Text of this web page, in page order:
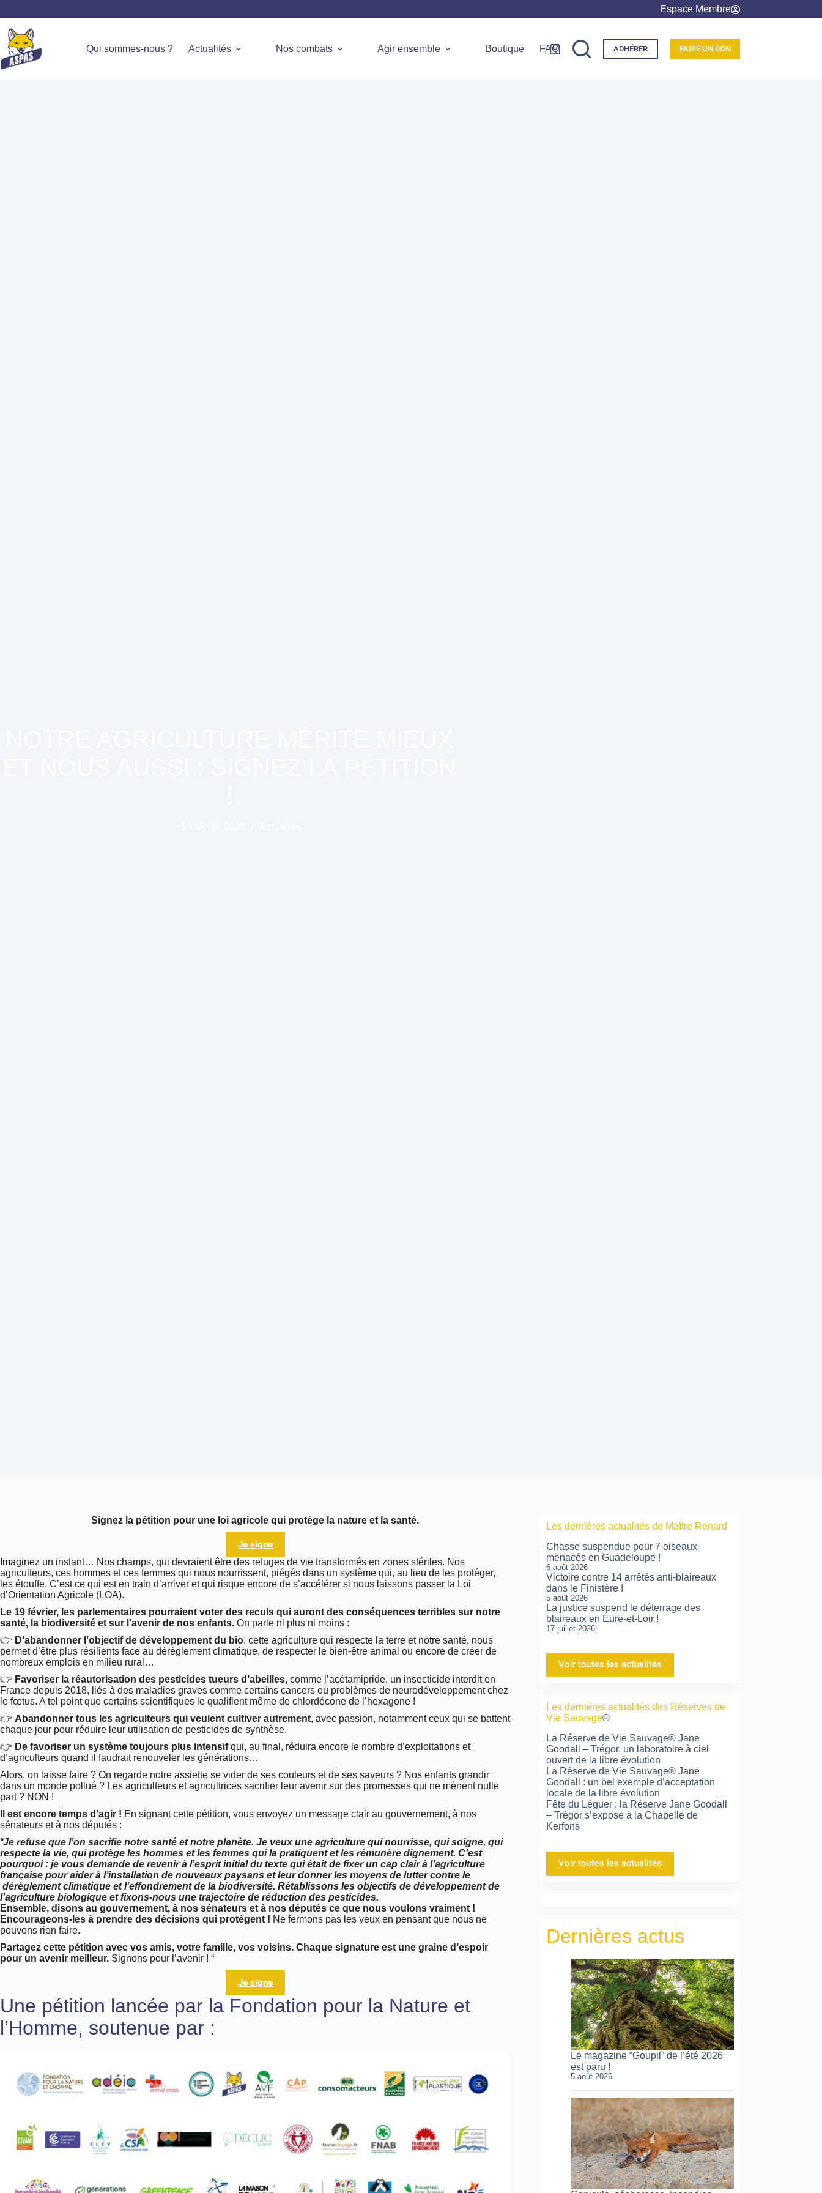
Espace Membre
Qui sommes-nous ? Actualités Nos combats Agir ensemble Boutique FAQ ADHÉRER FAIRE UN DON
Signez la pétition pour une loi agricole qui protège la nature et la santé.
Je signe
Imaginez un instant… Nos champs, qui devraient être des refuges de vie transformés en zones stériles. Nos
agriculteurs, ces hommes et ces femmes qui nous nourrissent, piégés dans un système qui, au lieu de les protéger,
les étouffe. C’est ce qui est en train d’arriver et qui risque encore de s’accélérer si nous laissons passer la Loi
d’Orientation Agricole (LOA).
Le 19 février, les parlementaires pourraient voter des reculs qui auront des conséquences terribles sur notre
santé, la biodiversité et sur l’avenir de nos enfants. On parle ni plus ni moins :
👉 D’abandonner l’objectif de développement du bio, cette agriculture qui respecte la terre et notre santé, nous
permet d’être plus résilients face au dérèglement climatique, de respecter le bien-être animal ou encore de créer de
nombreux emplois en milieu rural…
👉 Favoriser la réautorisation des pesticides tueurs d’abeilles, comme l’acétamipride, un insecticide interdit en
France depuis 2018, liés à des maladies graves comme certains cancers ou problèmes de neurodéveloppement chez
le fœtus. A tel point que certains scientifiques le qualifient même de chlordécone de l’hexagone !
👉 Abandonner tous les agriculteurs qui veulent cultiver autrement, avec passion, notamment ceux qui se battent
chaque jour pour réduire leur utilisation de pesticides de synthèse.
👉 De favoriser un système toujours plus intensifqui, au final, réduira encore le nombre d’exploitations et
d’agriculteurs quand il faudrait renouveler les générations…
Alors, on laisse faire ? On regarde notre assiette se vider de ses couleurs et de ses saveurs ? Nos enfants grandir
dans un monde pollué ? Les agriculteurs et agricultrices sacrifier leur avenir sur des promesses qui ne mènent nulle
part ? NON !
Il est encore temps d’agir ! En signant cette pétition, vous envoyez un message clair au gouvernement, à nos
sénateurs et à nos députés :
“Je refuse que l’on sacrifie notre santé et notre planète. Je veux une agriculture qui nourrisse, qui soigne, qui
respecte la vie, qui protège les hommes et les femmes qui la pratiquent et les rémunère dignement. C’est
pourquoi : je vous demande de revenir à l’esprit initial du texte qui était de fixer un cap clair à l’agriculture
française pour aider à l’installation de nouveaux paysans et leur donner les moyens de lutter contre le
dérèglement climatique et l’effondrement de la biodiversité. Rétablissons les objectifs de développement de
l’agriculture biologique et fixons-nous une trajectoire de réduction des pesticides.
Ensemble, disons au gouvernement, à nos sénateurs et à nos députés ce que nous voulons vraiment !
Encourageons-les à prendre des décisions qui protègent ! Ne fermons pas les yeux en pensant que nous ne
pouvons rien faire.
Partagez cette pétition avec vos amis, votre famille, vos voisins. Chaque signature est une graine d’espoir
pour un avenir meilleur. Signons pour l’avenir ! “
Je signe
Une pétition lancée par la Fondation pour la Nature et
l’Homme, soutenue par :
Les dernières actualités de Maître Renard
Chasse suspendue pour 7 oiseaux
menacés en Guadeloupe !
6 août 2026
Victoire contre 14 arrêtés anti-blaireaux
dans le Finistère !
5 août 2026
La justice suspend le déterrage des
blaireaux en Eure-et-Loir !
17 juillet 2026
Voir toutes les actualités
Les dernières actualités des Réserves de
Vie Sauvage®
La Réserve de Vie Sauvage® Jane
Goodall – Trégor, un laboratoire à ciel
ouvert de la libre évolution
La Réserve de Vie Sauvage® Jane
Goodall : un bel exemple d’acceptation
locale de la libre évolution
Fête du Léguer : la Réserve Jane Goodall
– Trégor s’expose à la Chapelle de
Kerfons
Voir toutes les actualités
Dernières actus
Le magazine “Goupil” de l’été 2026
est paru !
5 août 2026